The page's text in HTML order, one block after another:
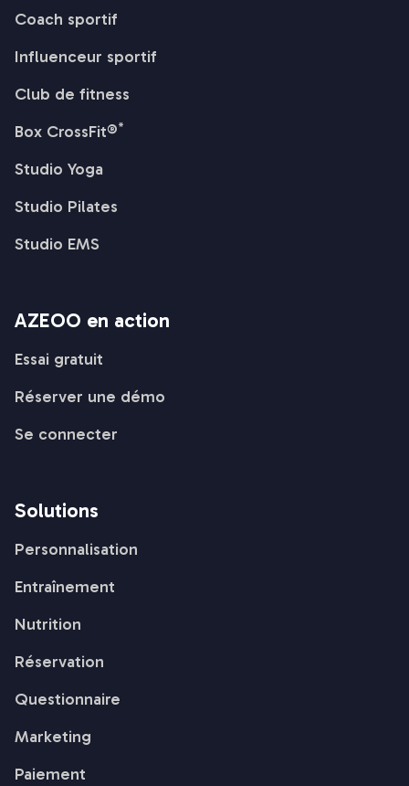
Coach sportif
Influenceur sportif
Club de fitness
Box CrossFit®*
Studio Yoga
Studio Pilates
Studio EMS
AZEOO en action
Essai gratuit
Réserver une démo
Se connecter
Solutions
Personnalisation
Entraînement
Nutrition
Réservation
Questionnaire
Marketing
Paiement